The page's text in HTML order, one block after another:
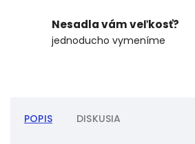
Nesadla vám veľkosť?
jednoducho vymeníme
POPIS DISKUSIA